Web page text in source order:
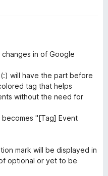
in of Google
will have the part before
tag that helps
without the need for
becomes "[Tag] Event
mark will be displayed in
optional or yet to be